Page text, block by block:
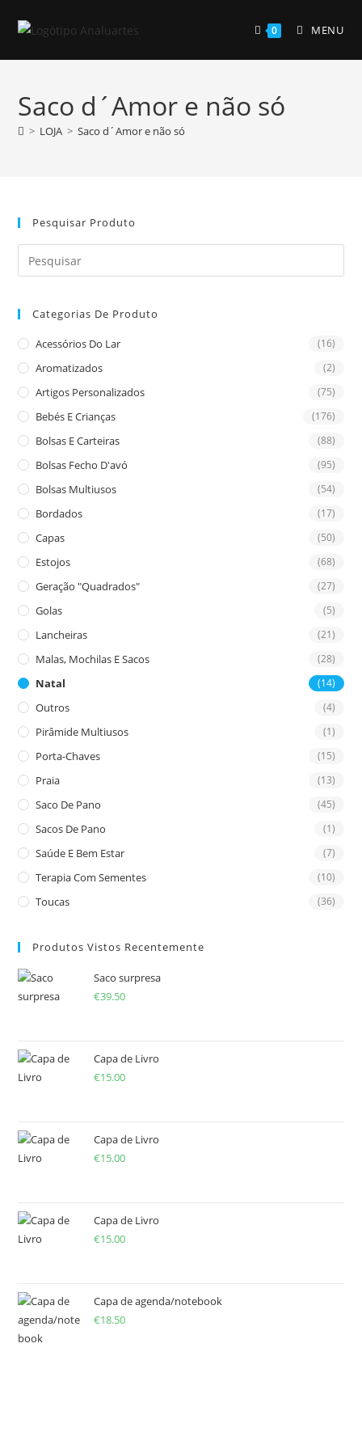
0 MENU
Saco d´Amor e não só
> LOJA > Saco d´Amor e não só
Pesquisar Produto
Categorias De Produto
Acessórios Do Lar (16)
Aromatizados (2)
Artigos Personalizados (75)
Bebés E Crianças (176)
Bolsas E Carteiras (88)
Bolsas Fecho D'avó (95)
Bolsas Multiusos (54)
Bordados (17)
Capas (50)
Estojos (68)
Geração "Quadrados" (27)
Golas (5)
Lancheiras (21)
Malas, Mochilas E Sacos (28)
Natal (14)
Outros (4)
Pirâmide Multiusos (1)
Porta-Chaves (15)
Praia (13)
Saco De Pano (45)
Sacos De Pano (1)
Saúde E Bem Estar (7)
Terapia Com Sementes (10)
Toucas (36)
Produtos Vistos Recentemente
Saco surpresa
€39.50
Capa de Livro
€15.00
Capa de Livro
€15.00
Capa de Livro
€15.00
Capa de agenda/notebook
€18.50